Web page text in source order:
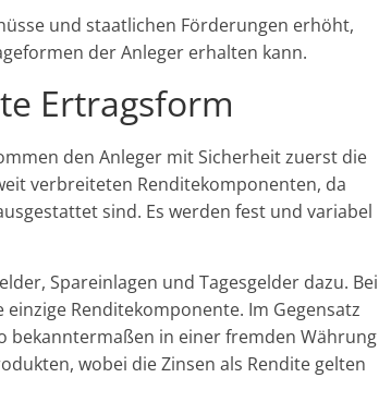
und staatlichen Förderungen erhöht,
der Anleger erhalten kann.
Ertragsform
den Anleger mit Sicherheit zuerst die
verbreiteten Renditekomponenten, da
sind. Es werden fest und variabel
Spareinlagen und Tagesgelder dazu. Bei
Renditekomponente. Im Gegensatz
bekanntermaßen in einer fremden Währung
wobei die Zinsen als Rendite gelten